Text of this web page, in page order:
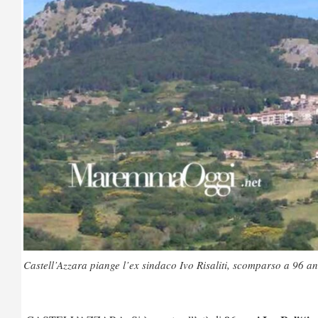
Castell’Azzara piange l’ex sindaco Ivo Risaliti, scomparso a 96